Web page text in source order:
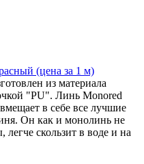
(цена за 1 м)
из материала
"PU". Линь Monored
в себе все лучшие
Он как и монолинь не
легче скользит в воде и на